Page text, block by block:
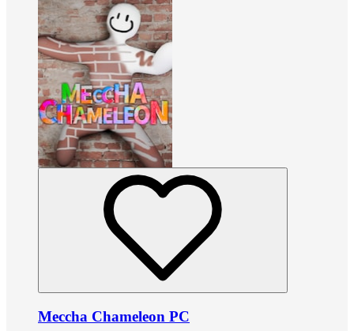
Meccha Chameleon PC